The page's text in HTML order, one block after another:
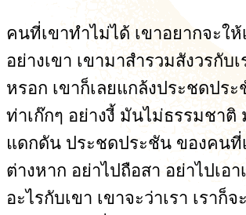
คนที่เขาทำไม่ได้ เขาอยากจะให้
อย่างเขา เขามาสำรวมสังวรกับเ
หรอก เขาก็เลยแกล้งประชดประ
ท่าเก๊กๆ อย่างงี้ มันไม่ธรรมชาติ
แดกดัน ประชดประชัน ของคนที่
ต่างหาก อย่าไปถือสา อย่าไปเอา
อะไรกับเขา เขาจะว่าเรา เราก็